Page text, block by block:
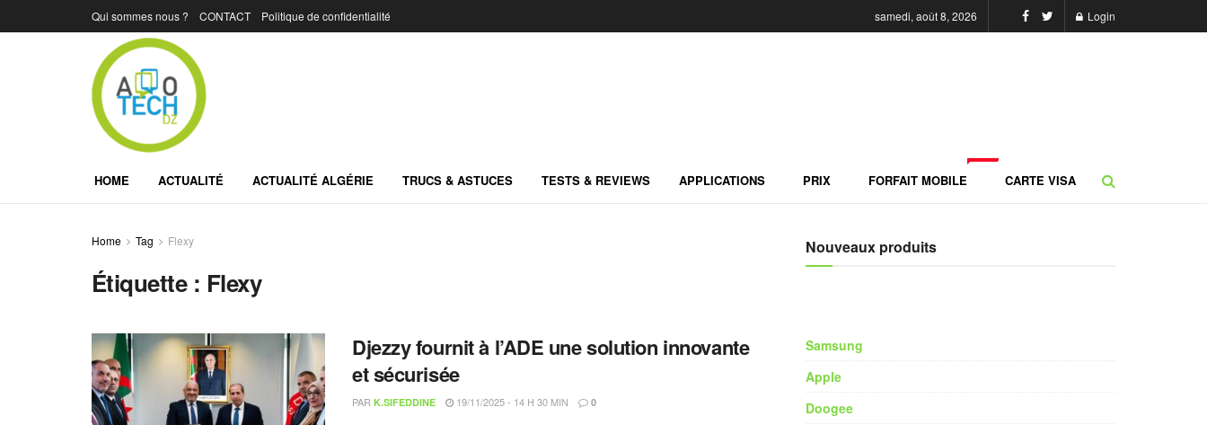
Qui sommes nous ? CONTACT Politique de confidentialité samedi, août 8, 2026 Login
HOME ACTUALITÉ ACTUALITÉ ALGÉRIE TRUCS & ASTUCES TESTS & REVIEWS APPLICATIONS PRIX FORFAIT MOBILE CARTE VISA
Home Tag Flexy
Étiquette : Flexy
Djezzy fournit à l’ADE une solution innovante
et sécurisée
PAR K.SIFEDDINE 19/11/2025 - 14 H 30 MIN 0
Nouveaux produits
Samsung
Apple
Doogee